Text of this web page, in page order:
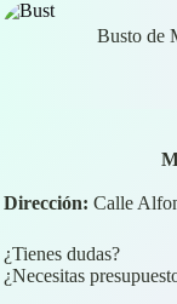
Busto de
Dirección: Calle
¿Tienes dudas?
¿Necesitas